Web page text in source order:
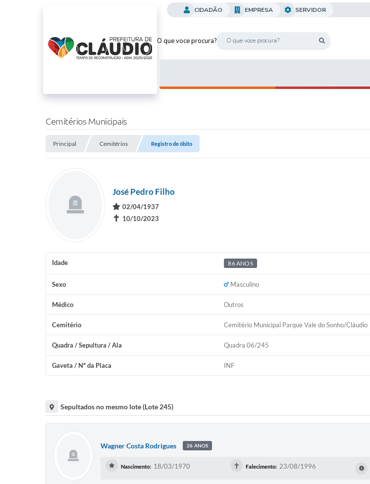
O que voce procura?
CIDADÃO EMPRESA SERVIDOR
Cemitérios Municipais
Principal Cemitérios Registro de óbito
José Pedro Filho
02/04/1937
✝ 10/10/2023
Idade 86 ANOS
Sexo Masculino
Médico Outros
Cemitério Cemitério Municipal Parque Vale do Sonho/Cláudio
Quadra / Sepultura / Ala Quadra 06/245
Gaveta / Nº da Placa INF
Sepultados no mesmo lote (Lote 245)
Wagner Costa Rodrigues 26 ANOS
Nascimento: 18/03/1970 ✝ Falecimento: 23/08/1996